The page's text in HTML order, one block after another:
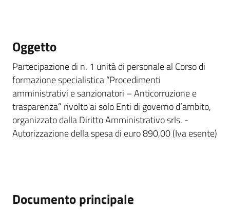
Oggetto
Partecipazione di n. 1 unità di personale al Corso di
formazione specialistica “Procedimenti
amministrativi e sanzionatori – Anticorruzione e
trasparenza” rivolto ai solo Enti di governo d’ambito,
organizzato dalla Diritto Amministrativo srls. -
Autorizzazione della spesa di euro 890,00 (Iva esente)
Documento principale